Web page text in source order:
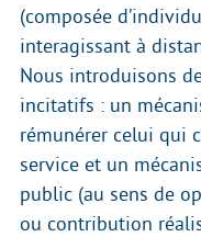
(composée
interagissant à
Nous introduisons
incitatifs : un
rémunérer celui qui
service et un
public (au sens de
ou contribution